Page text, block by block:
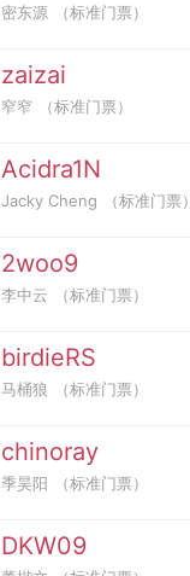
密东源 （标准门票）
zaizai
窄窄 （标准门票）
Acidra1N
Jacky Cheng （标准门票）
2woo9
李中云 （标准门票）
birdieRS
马桶狼 （标准门票）
chinoray
季昊阳 （标准门票）
DKW09